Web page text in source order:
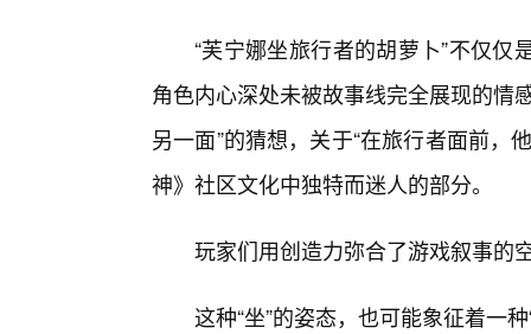
“芙宁娜坐旅行者的胡萝卜”不仅
角色内心深处未被故事线完全展现的情
另一面”的猜想，关于“在旅行者面前，
神》社区文化中独特而迷人的部分。
玩家们用创造力弥合了游戏叙事的
这种“坐”的姿态，也可能象征着一